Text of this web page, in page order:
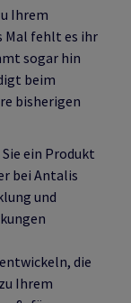
Ihrem
Mal fehlt es ihr
sogar hin
beim
bisherigen
ein Produkt
bei Antalis
und
entwickeln, die
Ihrem